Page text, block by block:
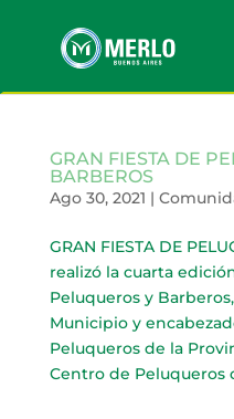
GRAN FIESTA DE
BARBEROS
Ago 30, 2021 |
GRAN FIESTA DE
realizó la cuarta
Peluqueros y
Municipio y
Peluqueros de la
Centro de Peluqueros